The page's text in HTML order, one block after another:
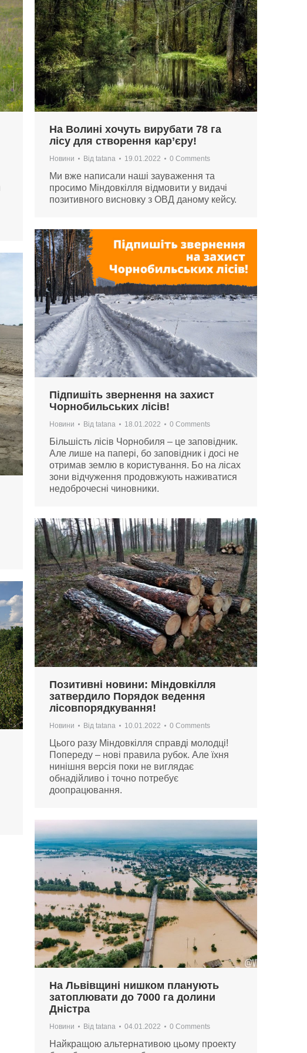
На Волині хочуть вирубати 78 га
лісу для створення кар’єру!
Новини Від tatana 19.01.2022 0 Comments
Ми вже написали наші зауваження та
просимо Міндовкілля відмовити у видачі
позитивного висновку з ОВД даному кейсу.
Підпишіть звернення на захист
Чорнобильських лісів!
Новини Від tatana 18.01.2022 0 Comments
Більшість лісів Чорнобиля – це заповідник.
Але лише на папері, бо заповідник і досі не
отримав землю в користування. Бо на лісах
зони відчуження продовжують наживатися
недоброчесні чиновники.
Позитивні новини: Міндовкілля
затвердило Порядок ведення
лісовпорядкування!
Новини Від tatana 10.01.2022 0 Comments
Цього разу Міндовкілля справді молодці!
Попереду – нові правила рубок. Але їхня
нинішня версія поки не виглядає
обнадійливо і точно потребує
доопрацювання.
На Львівщині нишком планують
затоплювати до 7000 га долини
Дністра
Новини Від tatana 04.01.2022 0 Comments
Найкращою альтернативою цьому проекту